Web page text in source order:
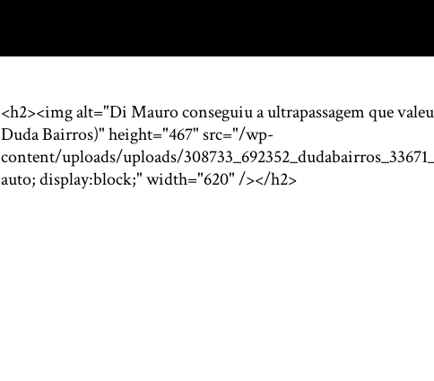
<h2><img alt="Di Mauro conseguiu a ultrapassagem que
Duda Bairros)" height="467" src="/wp-
content/uploads/uploads/
auto; display:block;" width="620" /></h2>